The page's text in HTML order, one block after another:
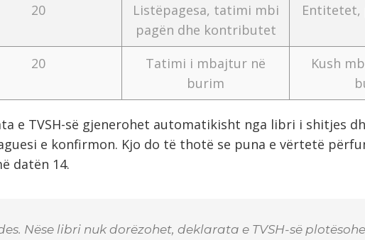
20
Listëpagesa, tatimi mbi
pagën dhe kontributet
Entitetet,
20
Tatimi i mbajtur në
burim
Kush
e TVSH-së gjenerohet automatikisht nga libri i shitjes
e konfirmon. Kjo do të thotë se puna e vërtetë
datën 14.
Nëse libri nuk dorëzohet, deklarata e TVSH-së